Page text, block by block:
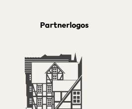
Partnerlogos